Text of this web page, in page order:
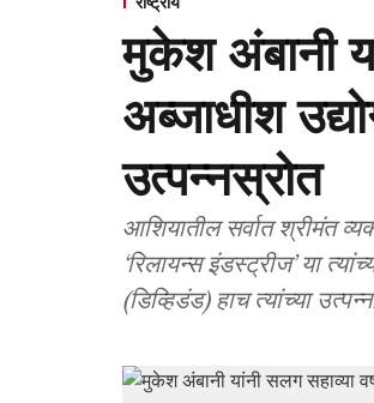
मुकेश अंबानी
अब्जाधीश
उत्पन्नस्रोत
आशियातील सर्वात श्रीमंत
‘रिलायन्स इंडस्ट्रीज’ या
(डिव्हिडंड) हाच त्यांच्या